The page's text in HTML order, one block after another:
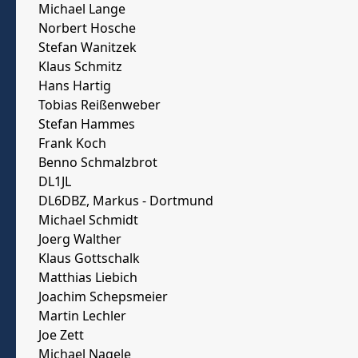
Michael Lange
Norbert Hosche
Stefan Wanitzek
Klaus Schmitz
Hans Hartig
Tobias Reißenweber
Stefan Hammes
Frank Koch
Benno Schmalzbrot
DL1JL
DL6DBZ, Markus - Dortmund
Michael Schmidt
Joerg Walther
Klaus Gottschalk
Matthias Liebich
Joachim Schepsmeier
Martin Lechler
Joe Zett